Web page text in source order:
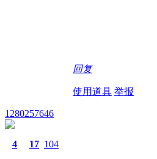
回复
使用道具 举报
1280257646
4 17 104